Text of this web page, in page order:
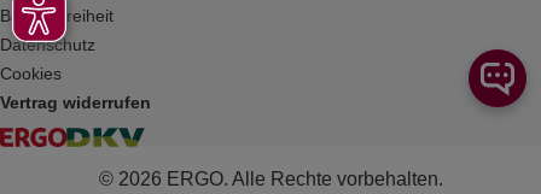
Barrierefreiheit
Datenschutz
Cookies
Vertrag widerrufen
© 2026 ERGO. Alle Rechte vorbehalten.